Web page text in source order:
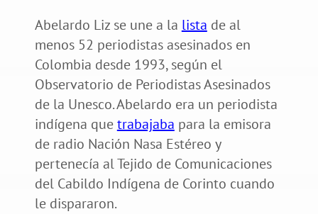
Abelardo Liz se une a la lista de al
menos 52 periodistas asesinados en
Colombia desde 1993, según el
Observatorio de Periodistas Asesinados
de la Unesco. Abelardo era un periodista
indígena quetrabajaba para la emisora
de radio Nación Nasa Estéreo y
pertenecía al Tejido de Comunicaciones
del Cabildo Indígena de Corinto cuando
le dispararon.